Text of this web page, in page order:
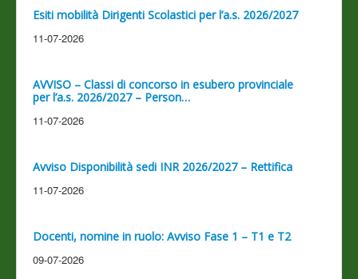
Esiti mobilità Dirigenti Scolastici per l’a.s. 2026/2027
11-07-2026
AVVISO – Classi di concorso in esubero provinciale
per l’a.s. 2026/2027 – Person…
11-07-2026
Avviso Disponibilità sedi INR 2026/2027 – Rettifica
11-07-2026
Docenti, nomine in ruolo: Avviso Fase 1 – T1 e T2
09-07-2026